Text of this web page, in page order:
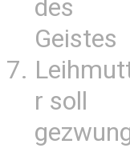
des
Geistes
r soll